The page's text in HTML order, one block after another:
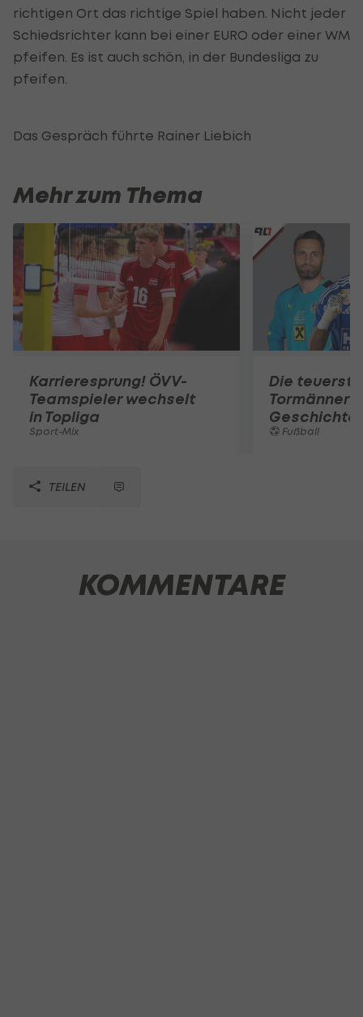
richtigen Ort das richtige Spiel haben. Nicht jeder
Schiedsrichter kann bei einer EURO oder einer WM
pfeifen. Es ist auch schön, in der Bundesliga zu
pfeifen.
Das Gespräch führte Rainer Liebich
Mehr zum Thema
Karrieresprung! ÖVV-
Teamspieler wechselt
in Topliga
Sport-Mix
Die
Tormänner
Geschichte
Fußball
TEILEN
KOMMENTARE